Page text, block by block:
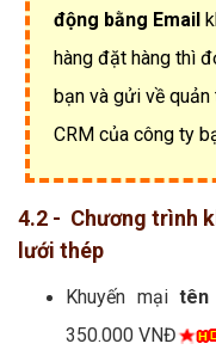
động bằng Email
hàng đặt hàng thì
bạn và gửi về
CRM của công ty
4.2 - Chương trình
lưới thép
Khuyến mạitên
350.000 VNĐ